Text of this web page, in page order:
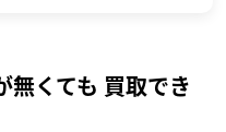
無くても 買取でき